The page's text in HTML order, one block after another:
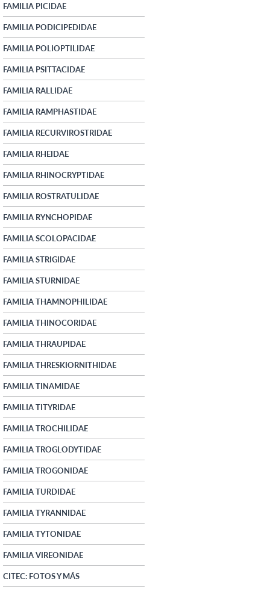
FAMILIA PICIDAE
FAMILIA PODICIPEDIDAE
FAMILIA POLIOPTILIDAE
FAMILIA PSITTACIDAE
FAMILIA RALLIDAE
FAMILIA RAMPHASTIDAE
FAMILIA RECURVIROSTRIDAE
FAMILIA RHEIDAE
FAMILIA RHINOCRYPTIDAE
FAMILIA ROSTRATULIDAE
FAMILIA RYNCHOPIDAE
FAMILIA SCOLOPACIDAE
FAMILIA STRIGIDAE
FAMILIA STURNIDAE
FAMILIA THAMNOPHILIDAE
FAMILIA THINOCORIDAE
FAMILIA THRAUPIDAE
FAMILIA THRESKIORNITHIDAE
FAMILIA TINAMIDAE
FAMILIA TITYRIDAE
FAMILIA TROCHILIDAE
FAMILIA TROGLODYTIDAE
FAMILIA TROGONIDAE
FAMILIA TURDIDAE
FAMILIA TYRANNIDAE
FAMILIA TYTONIDAE
FAMILIA VIREONIDAE
CITEC: FOTOS Y MÁS